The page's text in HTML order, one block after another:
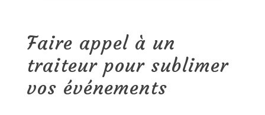
Faire appel à un
traiteur pour sublimer
vos événements